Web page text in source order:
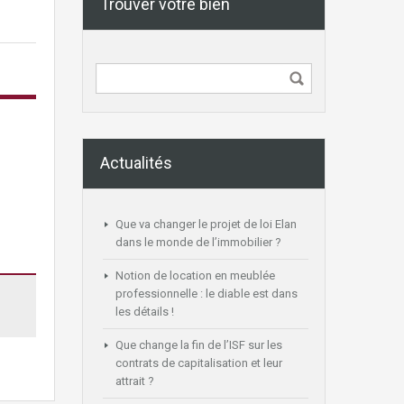
Trouver votre bien
Actualités
Que va changer le projet de loi Elan
dans le monde de l’immobilier ?
Notion de location en meublée
professionnelle : le diable est dans
les détails !
Que change la fin de l’ISF sur les
contrats de capitalisation et leur
attrait ?